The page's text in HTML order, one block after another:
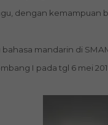
dengan kemampuan
mandarin di
I pada tgl 6 mei